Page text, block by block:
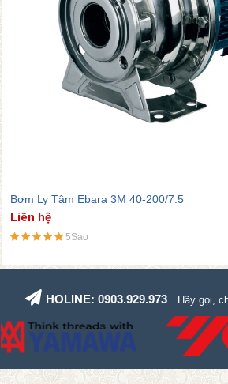
Bơm Ly Tâm Ebara 3M 50-125/2.2
Liên hệ
5Sao
HOLINE: 0903.929.973 Hãy gọi,